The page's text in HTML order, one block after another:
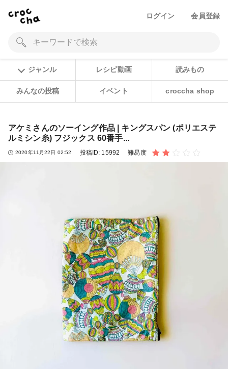
ログイン 会員登録
ジャンル レシピ動画 読みもの
みんなの投稿 イベント croccha shop
アケミさんのソーイング作品 | キングスパン (ポリエステ
ルミシン糸) フジックス 60番手...
2020年11月22日 02:52 投稿ID: 15992 難易度